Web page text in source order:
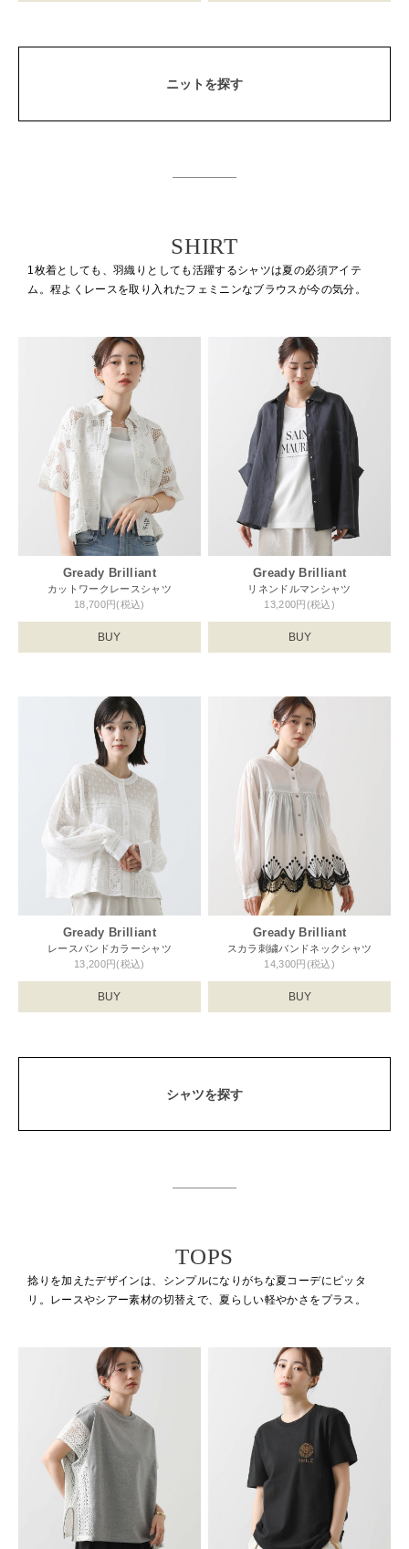
ニットを探す
SHIRT
1枚着としても、羽織りとしても活躍するシャツは夏の必須アイテ
ム。 程よくレースを取り入れたフェミニンなブラウスが今の気分。
Gready Brilliant
カットワークレースシャツ
18,700円(税込)
BUY
Gready Brilliant
リネンドルマンシャツ
13,200円(税込)
BUY
Gready Brilliant
レースバンドカラーシャツ
13,200円(税込)
BUY
Gready Brilliant
スカラ刺繍バンドネックシャツ
14,300円(税込)
BUY
シャツを探す
TOPS
捻りを加えたデザインは、シンプルになりがちな夏コーデにピッタ
リ。 レースやシアー素材の切替えで、夏らしい軽やかさをプラス。